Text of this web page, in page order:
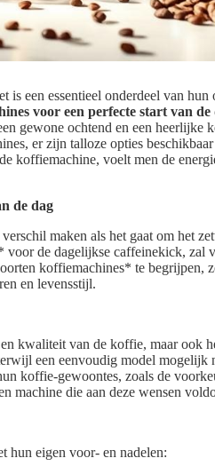
is een essentieel onderdeel van
voor een perfecte start van de
gewone ochtend en een heerlijke
er zijn talloze opties
koffiemachine, voelt men de
de dag
maken als het gaat om het
de dagelijkse caffeinekick, zal
koffiemachines* te begrijpen,
en levensstijl.
kwaliteit van de koffie, maar ook
een eenvoudig model mogelijk
koffie-gewoontes, zoals de
machine die aan deze wensen
hun eigen voor- en nadelen: